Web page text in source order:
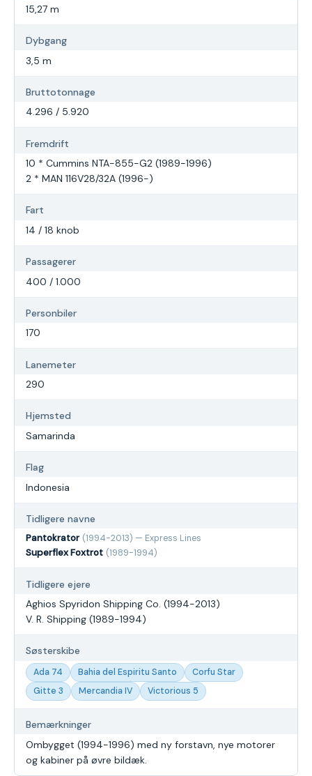
15,27 m
Dybgang
3,5 m
Bruttotonnage
4.296 / 5.920
Fremdrift
10 * Cummins NTA-855-G2 (1989-1996)
2 * MAN 116V28/32A (1996-)
Fart
14 / 18 knob
Passagerer
400 / 1.000
Personbiler
170
Lanemeter
290
Hjemsted
Samarinda
Flag
Indonesia
Tidligere navne
Pantokrator (1994-2013) — Express Lines
Superflex Foxtrot (1989-1994)
Tidligere ejere
Aghios Spyridon Shipping Co. (1994-2013)
V. R. Shipping (1989-1994)
Søsterskibe
Ada 74 Bahia del Espiritu Santo
Corfu Star
Gitte 3
Mercandia IV Victorious 5
Bemærkninger
Ombygget (1994-1996) med ny forstavn, nye motorer
og kabiner på øvre bildæk.